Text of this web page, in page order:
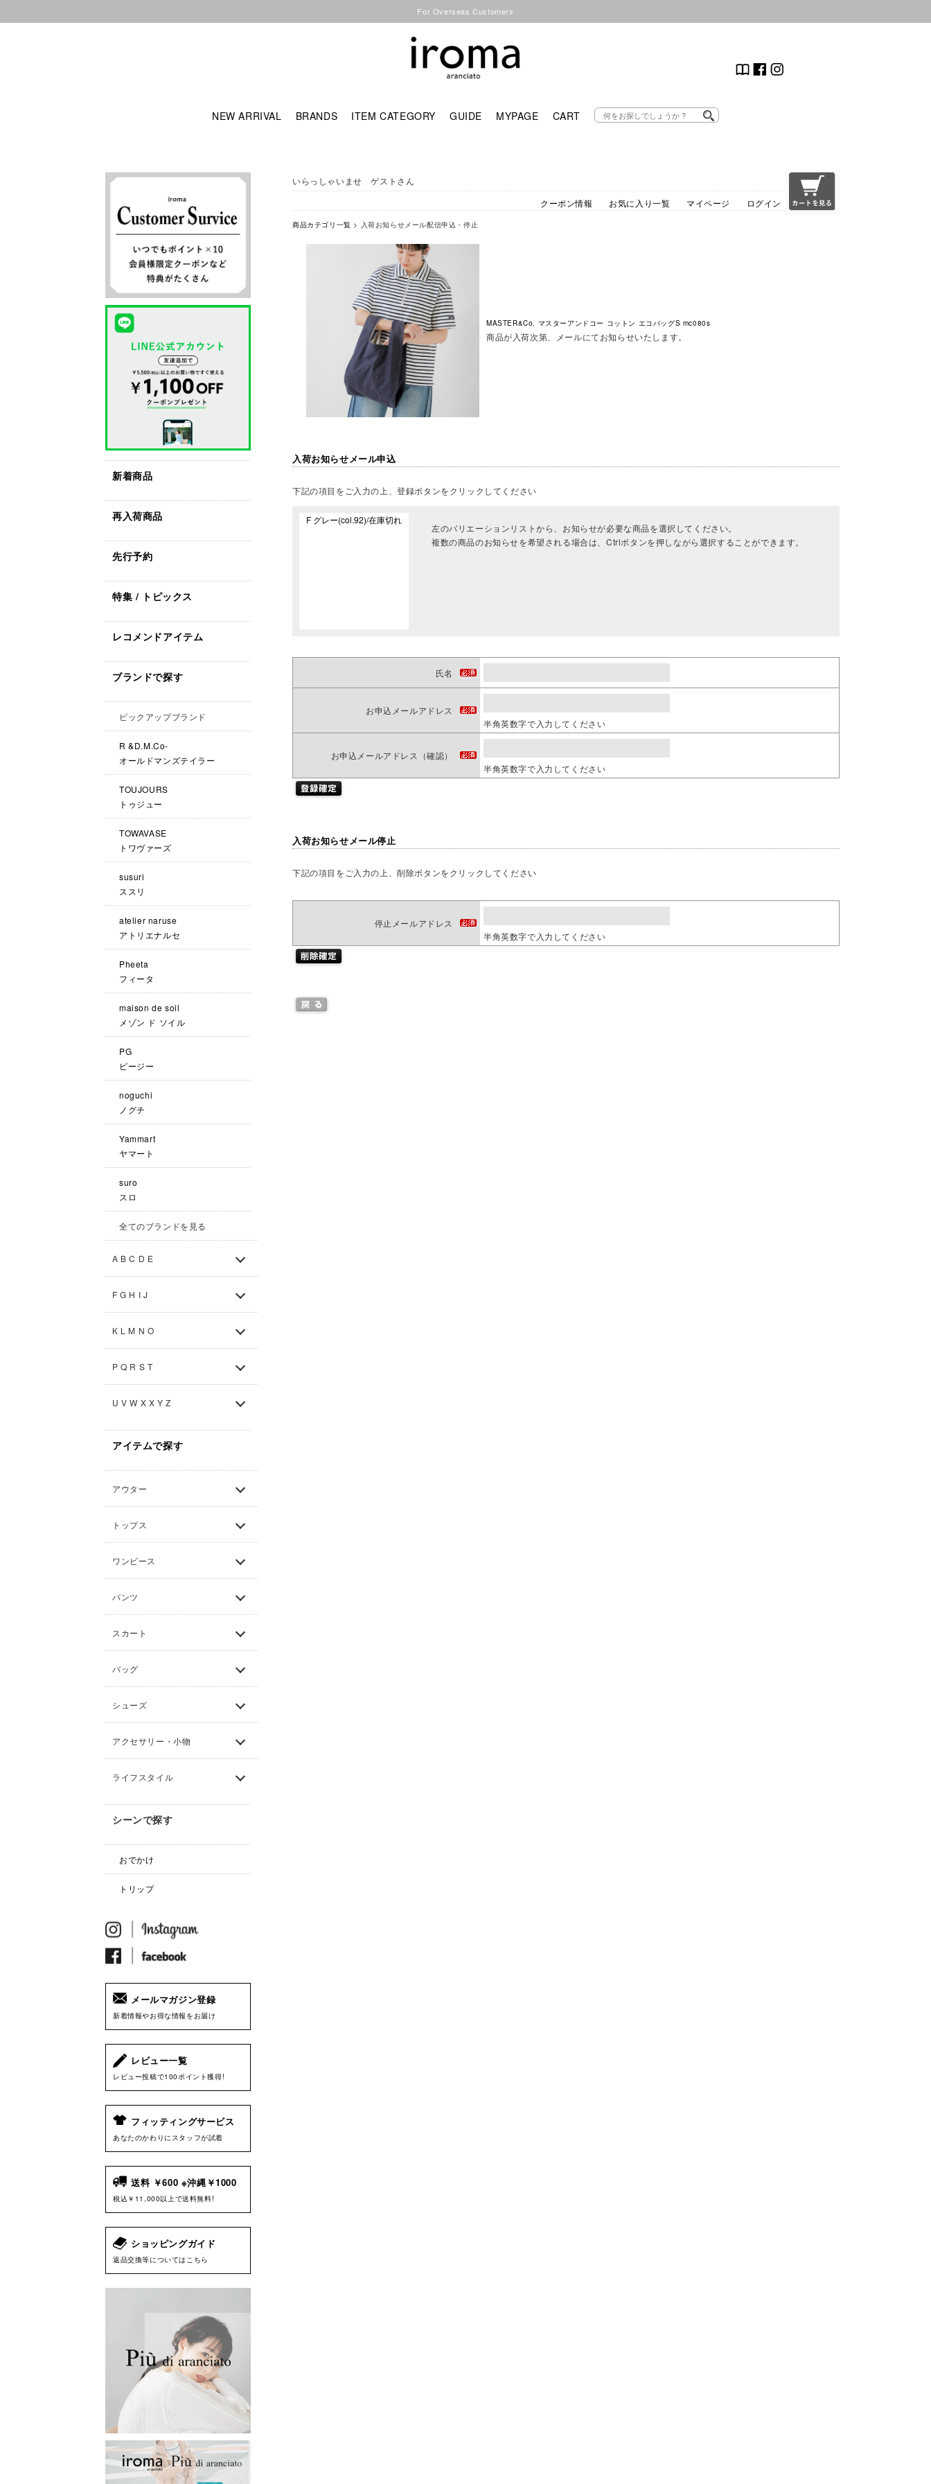
For Overseas Customers
NEW ARRIVAL BRANDS ITEM CATEGORY GUIDE MYPAGE CART
新着商品
再入荷商品
先行予約
特集 / トピックス
レコメンドアイテム
ブランドで探す
ピックアップブランド
R &D.M.Co-
オールドマンズテイラー
TOUJOURS
トゥジュー
TOWAVASE
トワヴァーズ
susuri
ススリ
atelier naruse
アトリエナルセ
Pheeta
フィータ
maison de soil
メゾン ド ソイル
PG
ピージー
noguchi
ノグチ
Yammart
ヤマート
suro
スロ
全てのブランドを見る
A B C D E
F G H I J
K L M N O
P Q R S T
U V W X X Y Z
アイテムで探す
アウター
トップス
ワンピース
パンツ
スカート
バッグ
シューズ
アクセサリー・小物
ライフスタイル
シーンで探す
おでかけ
トリップ
メールマガジン登録
新着情報やお得な情報をお届け
レビュー一覧
レビュー投稿で100ポイント獲得!
フィッティングサービス
あなたのかわりにスタッフが試着
送料 ￥600 ※沖縄￥1000
税込￥11,000以上で送料無料!
ショッピングガイド
返品交換等についてはこちら
いらっしゃいませ ゲストさん
クーポン情報
お気に入り一覧 マイページ ログイン
商品カテゴリ一覧 > 入荷お知らせメール配信申込・停止
MASTER&Co. マスターアンドコー コットン エコバッグS mc080s
商品が入荷次第、メールにてお知らせいたします。
入荷お知らせメール申込
下記の項目をご入力の上、登録ボタンをクリックしてください
左のバリエーションリストから、お知らせが必要な商品を選択してください。
複数の商品のお知らせを希望される場合は、Ctrlボタンを押しながら選択することができます。
氏名
お申込メールアドレス
半角英数字で入力してください
お申込メールアドレス（確認）
半角英数字で入力してください
入荷お知らせメール停止
下記の項目をご入力の上、削除ボタンをクリックしてください
停止メールアドレス
半角英数字で入力してください